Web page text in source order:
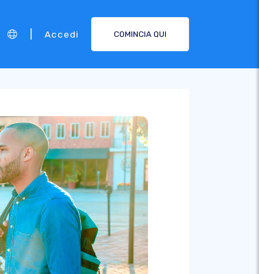
Accedi COMINCIA QUI